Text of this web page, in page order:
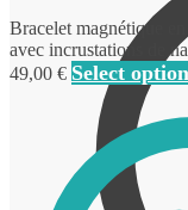
Bracelet magnétique
avec incrustations de
49,00 € Select